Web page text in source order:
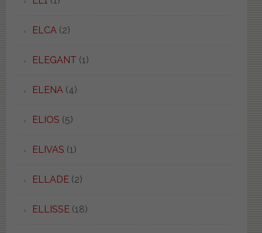
ELCA(2)
ELEGANT (1)
ELENA(4)
ELIOS (5)
ELIVAS (1)
ELLADE(2)
ELLISSE(18)